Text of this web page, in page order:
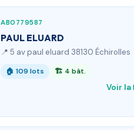
AB0779587
PAUL ELUARD
📍 5 av paul eluard 38130 Échirolles
🏠 109 lots 🏗 4 bât.
Voir la